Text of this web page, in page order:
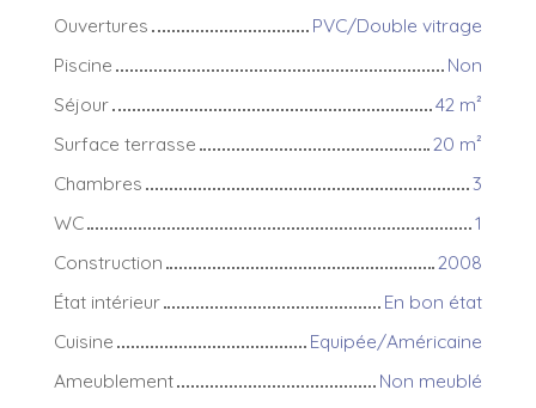
Ouvertures
PVC/Double vitrage
Piscine
Non
Séjour
42 m²
Surface terrasse
20 m²
Chambres
3
WC
1
Construction
2008
État intérieur
En bon état
Cuisine
Equipée/Américaine
Ameublement
Non meublé